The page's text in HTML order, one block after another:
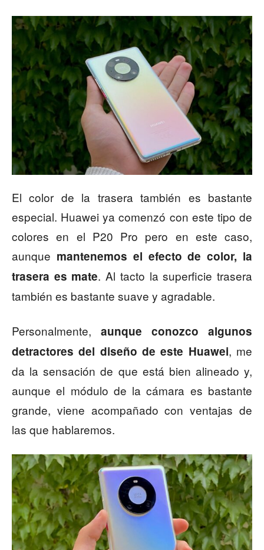
El color de la trasera también es bastante
especial. Huawei ya comenzó con este tipo de
colores en el P20 Pro pero en este caso,
aunque mantenemos el efecto de color, la
trasera es mate. Al tacto la superficie trasera
también es bastante suave y agradable.
Personalmente, aunque conozco algunos
detractores del diseño de este Huawei, me
da la sensación de que está bien alineado y,
aunque el módulo de la cámara es bastante
grande, viene acompañado con ventajas de
las que hablaremos.